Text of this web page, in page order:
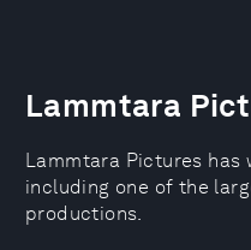
Lammtara
Lammtara Pictures has
including one of the
productions.